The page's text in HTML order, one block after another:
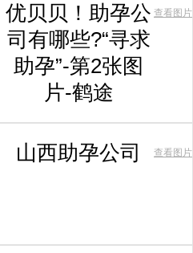
优贝贝！助孕公
司有哪些?“寻求
助孕”-第2张图
片-鹤途
查看图片
山西助孕公司 查看图片